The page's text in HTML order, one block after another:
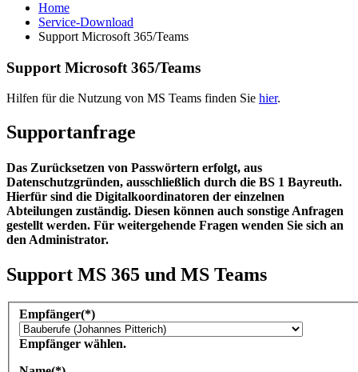
Home
Service-Download
Support Microsoft 365/Teams
Support Microsoft 365/Teams
Hilfen für die Nutzung von MS Teams finden Sie hier.
Supportanfrage
Das Zurücksetzen von Passwörtern erfolgt, aus
Datenschutzgründen, ausschließlich durch die BS 1 Bayreuth.
Hierfür sind die Digitalkoordinatoren der einzelnen
Abteilungen zuständig. Diesen können auch sonstige Anfragen
gestellt werden. Für weitergehende Fragen wenden Sie sich an
den Administrator.
Support MS 365 und MS Teams
Empfänger(*)
Empfänger wählen.